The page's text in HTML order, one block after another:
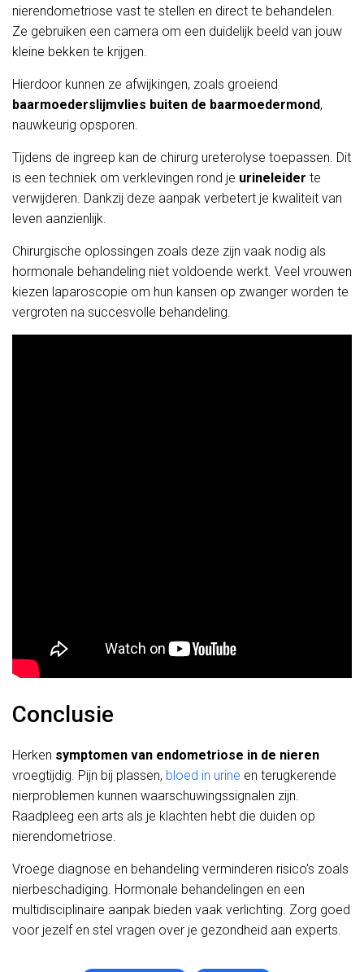
nierendometriose vast te stellen en direct te behandelen.
Ze gebruiken een camera om een duidelijk beeld van jouw
kleine bekken te krijgen.
Hierdoor kunnen ze afwijkingen, zoals groeiend
baarmoederslijmvlies buiten de baarmoedermond,
nauwkeurig opsporen.
Tijdens de ingreep kan de chirurg ureterolyse toepassen. Dit
is een techniek om verklevingen rond je urineleider te
verwijderen. Dankzij deze aanpak verbetert je kwaliteit van
leven aanzienlijk.
Chirurgische oplossingen zoals deze zijn vaak nodig als
hormonale behandeling niet voldoende werkt. Veel vrouwen
kiezen laparoscopie om hun kansen op zwanger worden te
vergroten na succesvolle behandeling.
Conclusie
Herken symptomen van endometriose in de nieren
vroegtijdig. Pijn bij plassen, bloed in urine en terugkerende
nierproblemen kunnen waarschuwingssignalen zijn.
Raadpleeg een arts als je klachten hebt die duiden op
nierendometriose.
Vroege diagnose en behandeling verminderen risico’s zoals
nierbeschadiging. Hormonale behandelingen en een
multidisciplinaire aanpak bieden vaak verlichting. Zorg goed
voor jezelf en stel vragen over je gezondheid aan experts.